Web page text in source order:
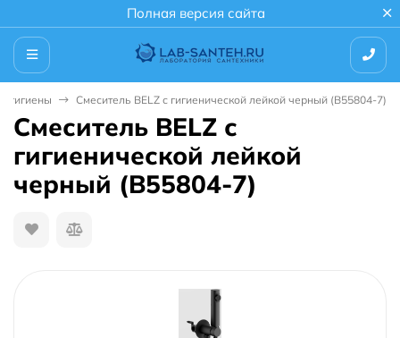
Полная версия сайта
гигиены Смеситель BELZ с гигиенической лейкой черный (B55804-7)
Смеситель BELZ с
гигиенической лейкой
черный (B55804-7)